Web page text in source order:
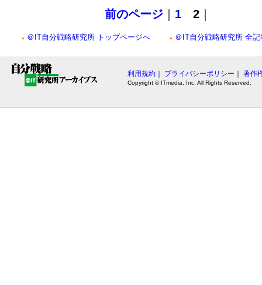
前のページ 1 2
»＠IT自分戦略研究所 トップページへ » ＠IT自分戦略研究所 全
利用規約 プライバシーポリシー 著作
Copyright © ITmedia, Inc. All Rights Reserved.